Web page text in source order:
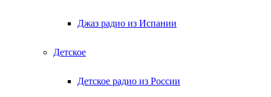
Джаз радио из Испании
Детское
Детское радио из России